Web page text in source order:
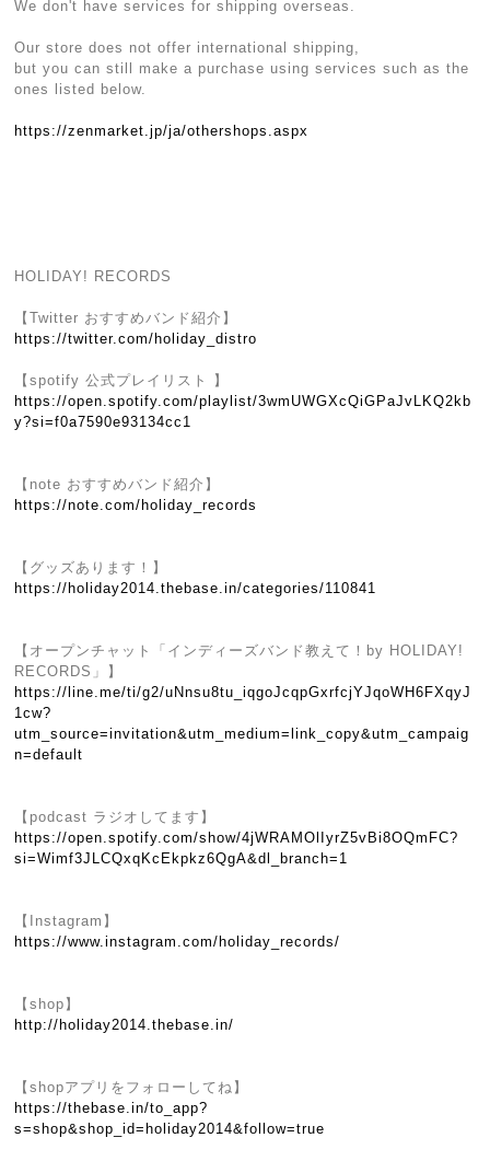
We don't have services for shipping overseas.
Our store does not offer international shipping,
but you can still make a purchase using services such as the
ones listed below.
https://zenmarket.jp/ja/othershops.aspx
HOLIDAY! RECORDS
【Twitter おすすめバンド紹介】
https://twitter.com/holiday_distro
【spotify 公式プレイリスト 】
https://open.spotify.com/playlist/3wmUWGXcQiGPaJvLKQ2kb
y?si=f0a7590e93134cc1
【note おすすめバンド紹介】
https://note.com/holiday_records
【グッズあります！】
https://holiday2014.thebase.in/categories/110841
【オープンチャット「インディーズバンド教えて！by HOLIDAY!
RECORDS」】
https://line.me/ti/g2/uNnsu8tu_iqgoJcqpGxrfcjYJqoWH6FXqyJ
1cw?
utm_source=invitation&utm_medium=link_copy&utm_campaig
n=default
【podcast ラジオしてます】
https://open.spotify.com/show/4jWRAMOlIyrZ5vBi8OQmFC?
si=Wimf3JLCQxqKcEkpkz6QgA&dl_branch=1
【Instagram】
https://www.instagram.com/holiday_records/
【shop】
http://holiday2014.thebase.in/
【shopアプリをフォローしてね】
https://thebase.in/to_app?
s=shop&shop_id=holiday2014&follow=true